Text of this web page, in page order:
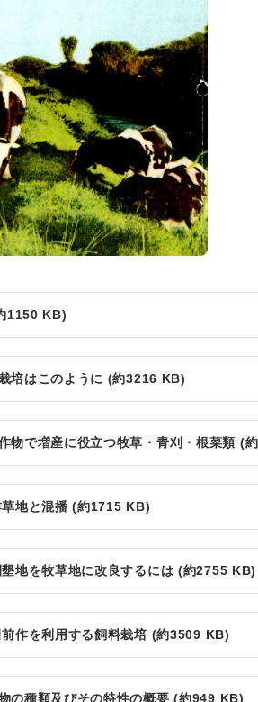
1150 KB)
培はこのように (約3216 KB)
物で増産に役立つ牧草・青刈・根菜類 (
地と混播 (約1715 KB)
地を牧草地に改良するには (約2755 KB)
作を利用する飼料栽培 (約3509 KB)
の種類及びその特性の概要 (約949 KB)